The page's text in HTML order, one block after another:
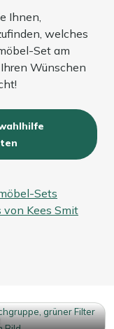
Ihnen,
welches
Set am
Wünschen
Sets
Kees Smit